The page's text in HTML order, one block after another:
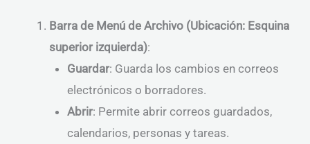
Barra de Menú de Archivo (Ubicación: Esquina
superior izquierda):
Guardar: Guarda los cambios en correos
electrónicos o borradores.
Abrir: Permite abrir correos guardados,
calendarios, personas y tareas.